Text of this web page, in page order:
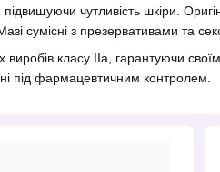
підвищуючи чутливість шкіри.
сумісні з презервативами та
класу IIa, гарантуючи
під фармацевтичним контролем.